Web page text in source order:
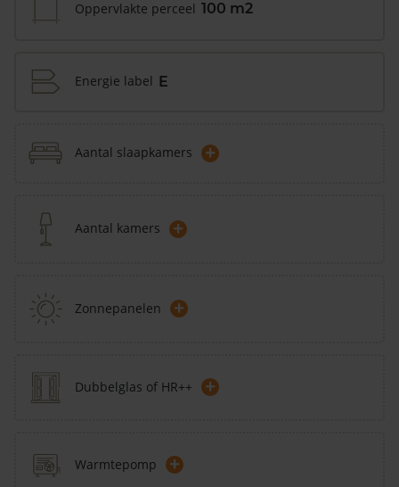
Oppervlakte perceel 100 m2
Energie label E
Aantal slaapkamers +
Aantal kamers +
Zonnepanelen +
Dubbelglas of HR++ +
Warmtepomp +